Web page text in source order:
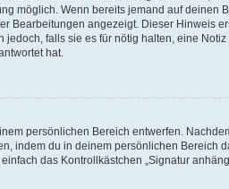
möglich. Wenn bereits jemand auf deinen
Bearbeitungen angezeigt. Dieser Hinweis
falls sie es für nötig halten, eine
hat.
persönlichen Bereich entwerfen.
indem du in deinem persönlichen Bereich
das Kontrollkästchen „Signatur